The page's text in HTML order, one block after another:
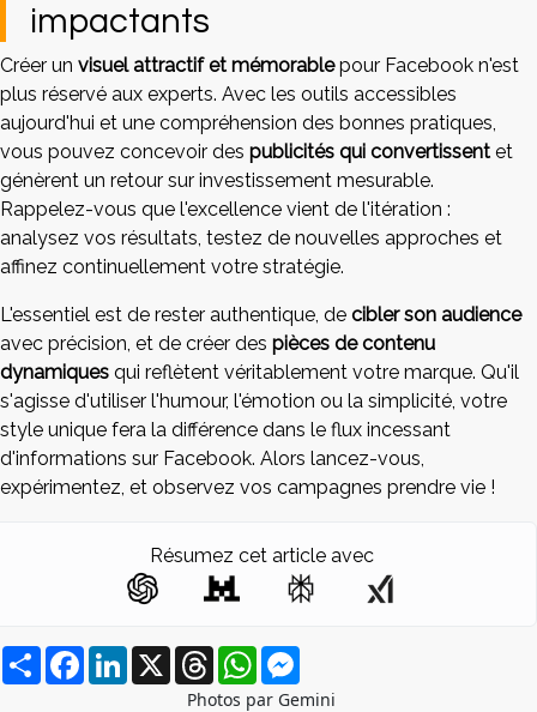
impactants
Créer un visuel attractif et mémorablepour Facebook n'est
plus réservé aux experts. Avec les outils accessibles
aujourd'hui et une compréhension des bonnes pratiques,
vous pouvez concevoir des publicités qui convertissent et
génèrent un retour sur investissement mesurable.
Rappelez-vous que l'excellence vient de l'itération :
analysez vos résultats, testez de nouvelles approches et
affinez continuellement votre stratégie.
L'essentiel est de rester authentique, de cibler son audience
avec précision, et de créer des pièces de contenu
dynamiques qui reflètent véritablement votre marque. Qu'il
s'agisse d'utiliser l'humour, l'émotion ou la simplicité, votre
style unique fera la différence dans le flux incessant
d'informations sur Facebook. Alors lancez-vous,
expérimentez, et observez vos campagnes prendre vie !
Résumez cet article avec
PartagerFacebook
LinkedIn
X ThreadsWhatsApp
Photos par Gemini